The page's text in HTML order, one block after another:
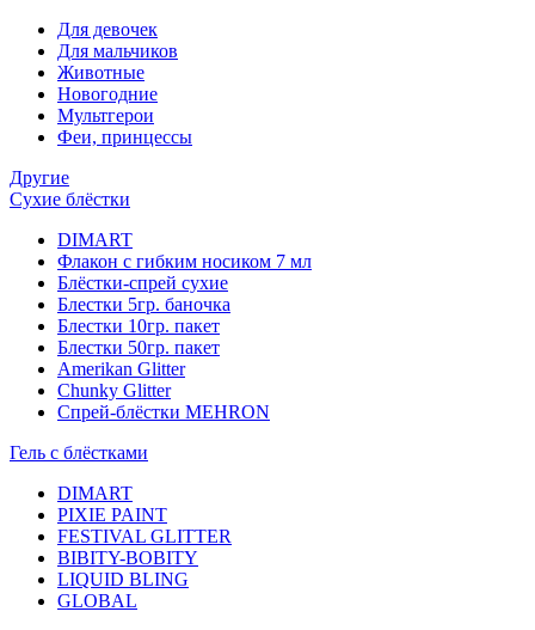
Для девочек
Для мальчиков
Животные
Новогодние
Мультгерои
Феи, принцессы
Другие
Сухие блёстки
DIMART
Флакон с гибким носиком 7 мл
Блёстки-спрей сухие
Блестки 5гр. баночка
Блестки 10гр. пакет
Блестки 50гр. пакет
Amerikan Glitter
Chunky Glitter
Спрей-блёстки MEHRON
Гель с блёстками
DIMART
PIXIE PAINT
FESTIVAL GLITTER
BIBITY-BOBITY
LIQUID BLING
GLOBAL